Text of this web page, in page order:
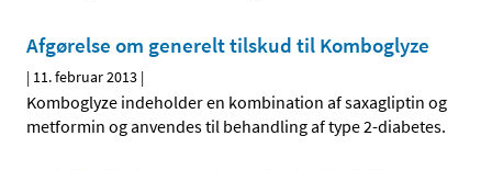
Afgørelse om generelt tilskud til Komboglyze
| 11. februar 2013 |
Komboglyze indeholder en kombination af saxagliptin og
metformin og anvendes til behandling af type 2-diabetes.